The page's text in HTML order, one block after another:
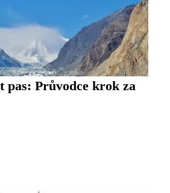
pas: Průvodce krok za